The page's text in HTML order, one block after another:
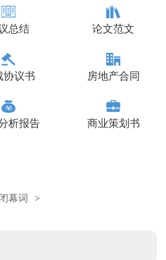
总结 论文范文
协议书 房地产合同
析报告 商业策划书
幕词 >